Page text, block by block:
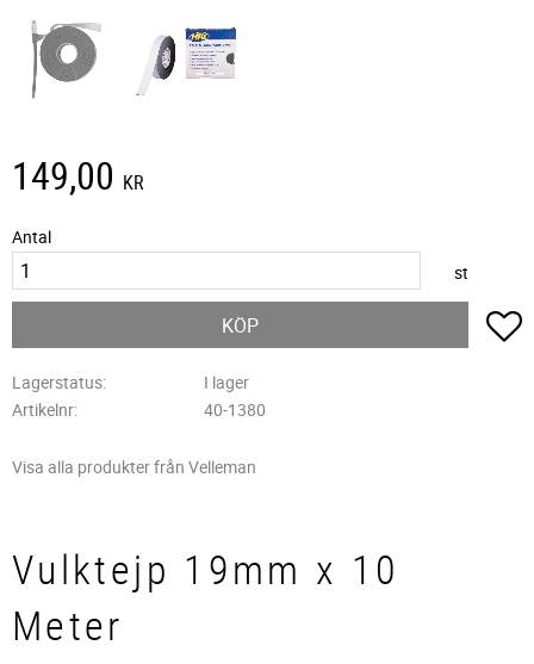
149,00 KR
Antal
st
KÖP
Lagerstatus
I lager
Artikelnr
40-1380
Visa alla produkter från Velleman
Vulktejp 19mm x 10
Meter